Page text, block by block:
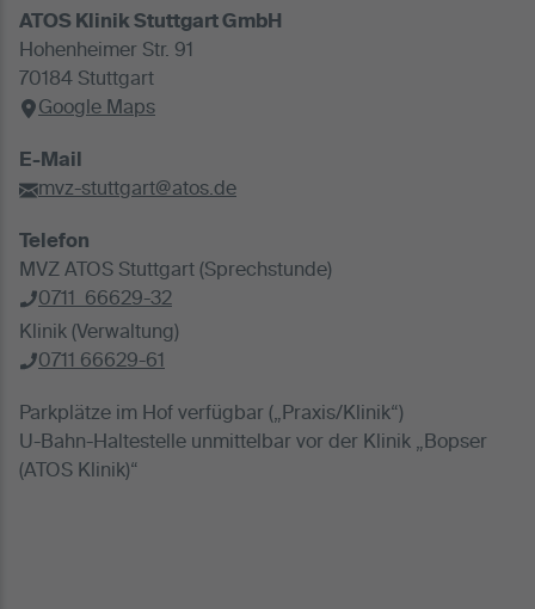
ATOS Klinik Stuttgart GmbH
Hohenheimer Str. 91
70184 Stuttgart
Google Maps
E-Mail
mvz-stuttgart@atos.de
Telefon
MVZ ATOS Stuttgart (Sprechstunde)
0711 66629-32
Klinik (Verwaltung)
0711 66629-61
Parkplätze im Hof verfügbar („Praxis/Klinik“)
U-Bahn-Haltestelle unmittelbar vor der Klinik „Bopser
(ATOS Klinik)“